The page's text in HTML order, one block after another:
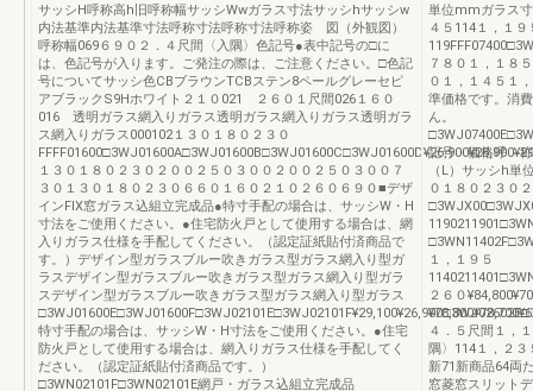
サッシH呼称高h旧呼称幅サッシWwガラス寸法サッシhサッシw
内法基準内法基準寸法呼称寸法呼称寸法呼称姿 図（外観図）
呼称幅069６９０２．４尺間〈入隅〉色記号●表中記号の□に
は、色記号が入ります。ご発注の際は、ご注意ください。□色記
号についてサッシ色CBブラウンTCBステン8ペールグレーセピ
アブラックS9Hホワイト２１０021 ２６０１尺間026１６０
016 透明ガラス網入りガラス透明ガラス網入りガラス透明ガラ
ス網入りガラス000102１３０１８０２３０
１３０１８０２３０２００２５０３００２００２５０３００７
３０１３０１８０２３０６６０１６０２１０２６０６９０■デザ
インFIX窓ガラス込組立完成品●特寸手配の場合は、サッシW・H
寸法をご使用ください。●住宅防火戸として使用する場合は、網
入りガラス仕様を手配してください。（認定証紙貼付済商品で
す。）デザイン型ガラスブルー吹きガラス型ガラス網入り型ガ
ラスデザイン型ガラスブルー吹きガラス型ガラス網入り型ガラ
スデザイン型ガラスブルー吹きガラス型ガラス網入り型ガラス
特寸手配の場合は、サッシW・H寸法をご使用ください。●住宅
防火戸として使用する場合は、網入りガラス仕様を手配してく
ださい。（認定証紙貼付済商品です。）
□3WN02101F□3WN02101E網戸・ガラス込組立完成品
単位mmガラス
４５114１，１
７８０１，１８
０１，１４５１
準価格です。消
ん。
記号・価格呼 称
（L）サッシh単
０１８０２３０
１，１９５
２６０
４．５尺間１，
隅〉114１，２
新71新商品64両
窓菱窓スリット